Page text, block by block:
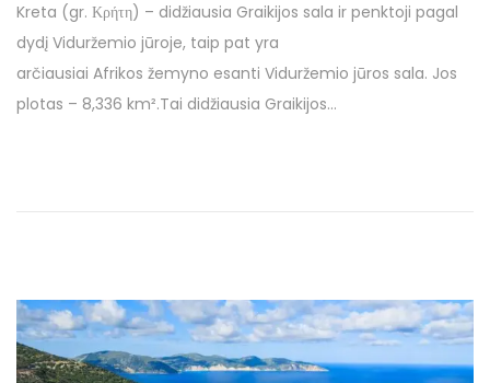
s
t
e
d
Kreta (gr. Κρήτη) – didžiausia Graikijos sala ir penktoji pagal
dydį Viduržemio jūroje, taip pat yra
arčiausiai Afrikos žemyno esanti Viduržemio jūros sala. Jos
plotas – 8,336 km².Tai didžiausia Graikijos…